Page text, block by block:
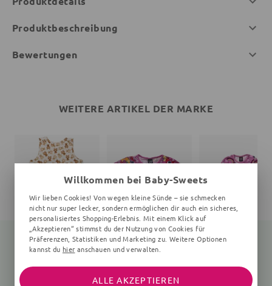
Produktbeschreibung
Bewertungen
WEITERE ARTIKEL DER MARKE
Schlafsack Bär Teddy
creme
T-Shirt
Affen
Willkommen bei Baby-Sweets
Wir lieben Cookies! Von wegen kleine Sünde – sie schmecken
nicht nur super lecker, sondern ermöglichen dir auch ein sicheres,
personalisiertes Shopping-Erlebnis. Mit einem Klick auf
„Akzeptieren“ stimmst du der Nutzung von Cookies für
Präferenzen, Statistiken und Marketing zu. Weitere Optionen
kannst du hier anschauen und verwalten.
ALLE AKZEPTIEREN